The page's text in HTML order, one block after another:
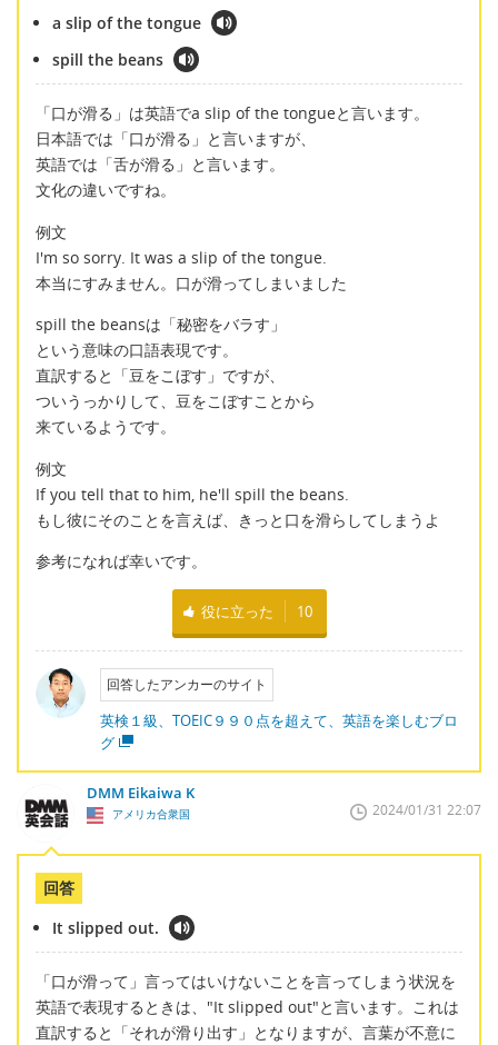
a slip of the tongue
spill the beans
「口が滑る」は英語でa slip of the tongueと言います。
日本語では「口が滑る」と言いますが、
英語では「舌が滑る」と言います。
文化の違いですね。
例文
I'm so sorry. It was a slip of the tongue.
本当にすみません。口が滑ってしまいました
spill the beansは「秘密をバラす」
という意味の口語表現です。
直訳すると「豆をこぼす」ですが、
ついうっかりして、豆をこぼすことから
来ているようです。
例文
If you tell that to him, he'll spill the beans.
もし彼にそのことを言えば、きっと口を滑らしてしまうよ
参考になれば幸いです。
役に立った 10
回答したアンカーのサイト
英検１級、TOEIC９９０点を超えて、英語を楽しむブロ
グ
DMM Eikaiwa K
アメリカ合衆国 2024/01/31 22:07
回答
It slipped out.
「口が滑って」言ってはいけないことを言ってしまう状況を
英語で表現するときは、"It slipped out"と言います。これは
直訳すると「それが滑り出す」となりますが、言葉が不意に